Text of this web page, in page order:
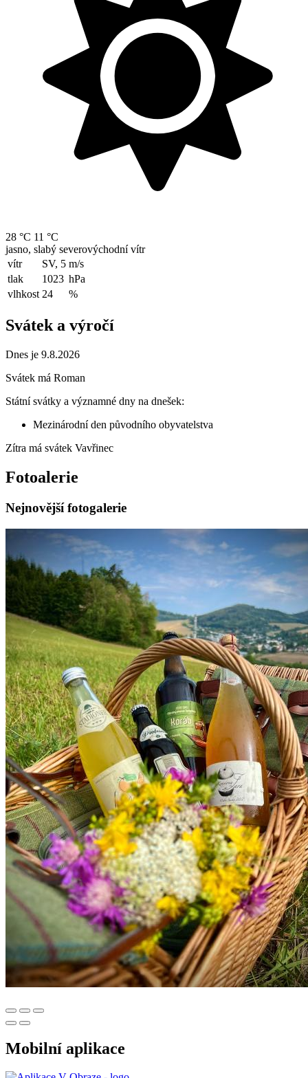
28 °C 11 °C
jasno, slabý severovýchodní vítr
vítr
SV, 5 m/s
tlak
1023 hPa
vlhkost 24 %
Svátek a výročí
Dnes je 9.8.2026
Svátek má Roman
Státní svátky a významné dny na dnešek:
Mezinárodní den původního obyvatelstva
Zítra má svátek Vavřinec
Fotoalerie
Nejnovější fotogalerie
Mobilní aplikace